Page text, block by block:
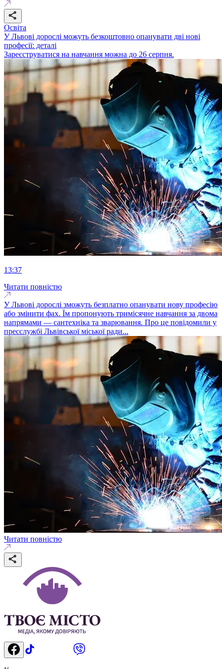
Освіта
У Львові дорослі можуть безкоштовно опанувати дві нові
професії: деталі
Зареєструватися на навчання можна до 26 серпня.
13:37
Читати повністю
У Львові дорослі зможуть безплатно опанувати нову професію
або змінити фах. Їм пропонують тримісячне навчання за двома
напрямами — сантехніка та зварювання. Про це повідомили у
пресслужбі Львівської міської ради...
Читати повністю